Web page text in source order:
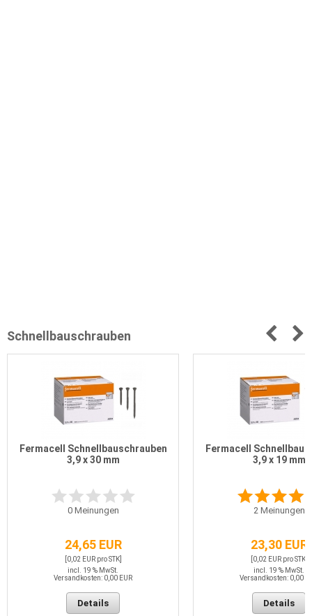
Schnellbauschrauben
Fermacell Schnellbauschrauben
3,9 x 30 mm
0Meinungen
24,65 EUR
[0,02 EUR pro STK]
incl. 19 % MwSt.
Versandkosten: 0,00 EUR
Details
Fermacell
3,9 x 19 mm
2Meinungen
23,30 EUR
[0,02 EUR pro STK]
incl. 19 % MwSt.
Versandkosten: 0,00
Details